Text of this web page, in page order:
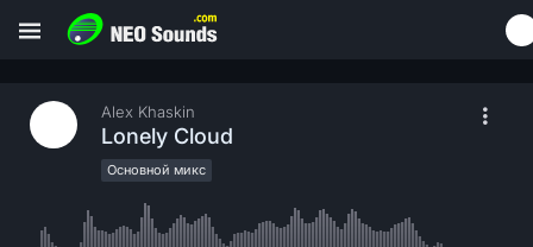
Alex Khaskin
Lonely Cloud
Основной микс